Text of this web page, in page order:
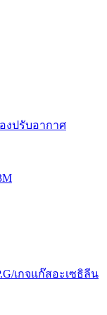
งปรับอากาศ
เกจแก๊สอะเซธิลีน